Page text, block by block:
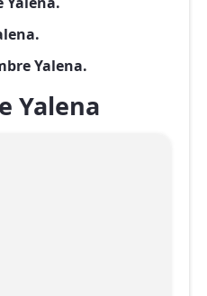
Yalena.
Yalena